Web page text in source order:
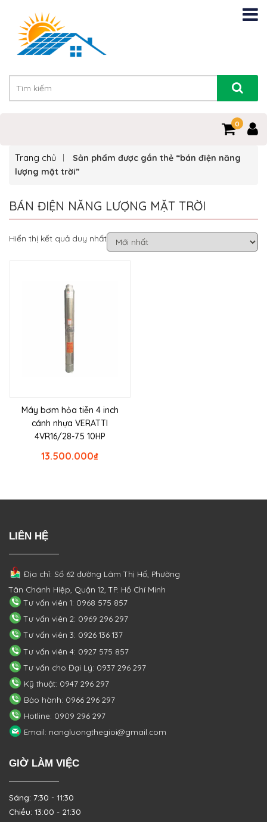
0
Trang chủ
Sản phẩm được gắn thẻ “bán điện năng
lượng mặt trời”
BÁN ĐIỆN NĂNG LƯỢNG MẶT TRỜI
Hiển thị kết quả duy nhất
Máy bơm hỏa tiễn 4 inch
cánh nhựa VERATTI
4VR16/28-7.5 10HP
₫
13.500.000
LIÊN HỆ
Địa chỉ: Số 62 đường Lâm Thị Hố, Phường
Tân Chánh Hiệp, Quận 12, TP. Hồ Chí Minh
Tư vấn viên 1: 0968 575 857
Tư vấn viên 2: 0969 296 297
Tư vấn viên 3: 0926 136 137
Tư vấn viên 4: 0927 575 857
Tư vấn cho Đại Lý: 0937 296 297
Kỹ thuật: 0947 296 297
Bảo hành: 0966 296 297
Hotline: 0909 296 297
Email: nangluongthegioi@gmail.com
GIỜ LÀM VIỆC
Sáng: 7:30 - 11:30
Chiều: 13:00 - 21:30